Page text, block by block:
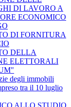
DI LAVORO A
ECONOMICO
DI FORNITURA
DELLA
ELETTORALI
degli immobili
tra il 10 luglio
ALLO STUDIO